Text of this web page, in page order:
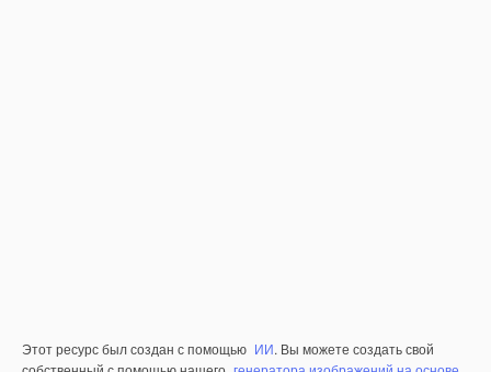
Этот ресурс был создан с помощью ИИ. Вы можете создать свой